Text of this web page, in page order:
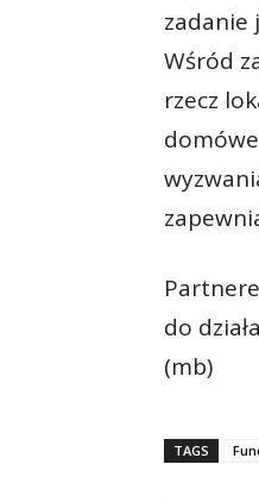
zadanie
Wśród
rzecz
do
(mb)
TAGS